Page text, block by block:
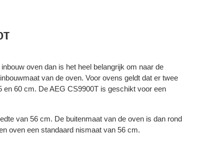
oven dan is het heel belangrijk om naar de
van de oven. Voor ovens geldt dat er twee
en 60 cm. De AEG CS9900T is geschikt voor een
van 56 cm. De buitenmaat van de oven is dan rond
oven een standaard nismaat van 56 cm.